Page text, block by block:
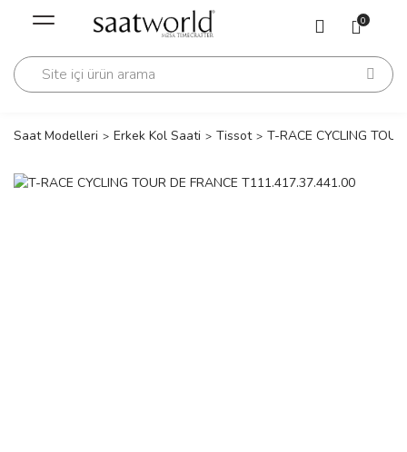
Geri Dön
Geri Dön 0
Saat Modelleri Erkek Kol Saati Tissot T-RACE CYCLING